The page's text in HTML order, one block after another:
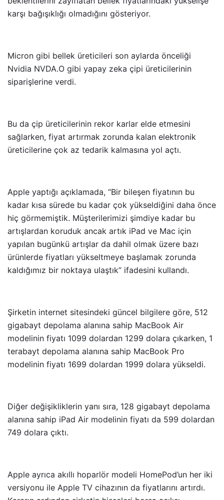
karşı bağışıklığı olmadığını gösteriyor.
Micron gibi bellek üreticileri son aylarda önceliği
Nvidia NVDA.O gibi yapay zeka çipi üreticilerinin
siparişlerine verdi.
Bu da çip üreticilerinin rekor karlar elde etmesini
sağlarken, fiyat artırmak zorunda kalan elektronik
üreticilerine çok az tedarik kalmasına yol açtı.
Apple yaptığı açıklamada, “Bir bileşen fiyatının bu
kadar kısa sürede bu kadar çok yükseldiğini daha önce
hiç görmemiştik. Müşterilerimizi şimdiye kadar bu
artışlardan koruduk ancak artık iPad ve Mac için
yapılan bugünkü artışlar da dahil olmak üzere bazı
ürünlerde fiyatları yükseltmeye başlamak zorunda
kaldığımız bir noktaya ulaştık” ifadesini kullandı.
Şirketin internet sitesindeki güncel bilgilere göre, 512
gigabayt depolama alanına sahip MacBook Air
modelinin fiyatı 1099 dolardan 1299 dolara çıkarken, 1
terabayt depolama alanına sahip MacBook Pro
modelinin fiyatı 1699 dolardan 1999 dolara yükseldi.
Diğer değişikliklerin yanı sıra, 128 gigabayt depolama
alanına sahip iPad Air modelinin fiyatı da 599 dolardan
749 dolara çıktı.
Apple ayrıca akıllı hoparlör modeli HomePod’un her iki
versiyonu ile Apple TV cihazının da fiyatlarını artırdı.